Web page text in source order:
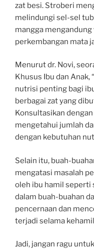
zat besi. Stroberi
melindungi sel-sel
mangga
perkembangan mata
Menurut dr. Novi,
Khusus Ibu dan Anak,
nutrisi penting bagi
berbagai zat yang
Konsultasikan
mengetahui jumlah
dengan kebutuhan
Selain itu, buah-
mengatasi masalah
oleh ibu hamil seperti
dalam buah-buahan
pencernaan dan
terjadi selama
Jadi, jangan ragu